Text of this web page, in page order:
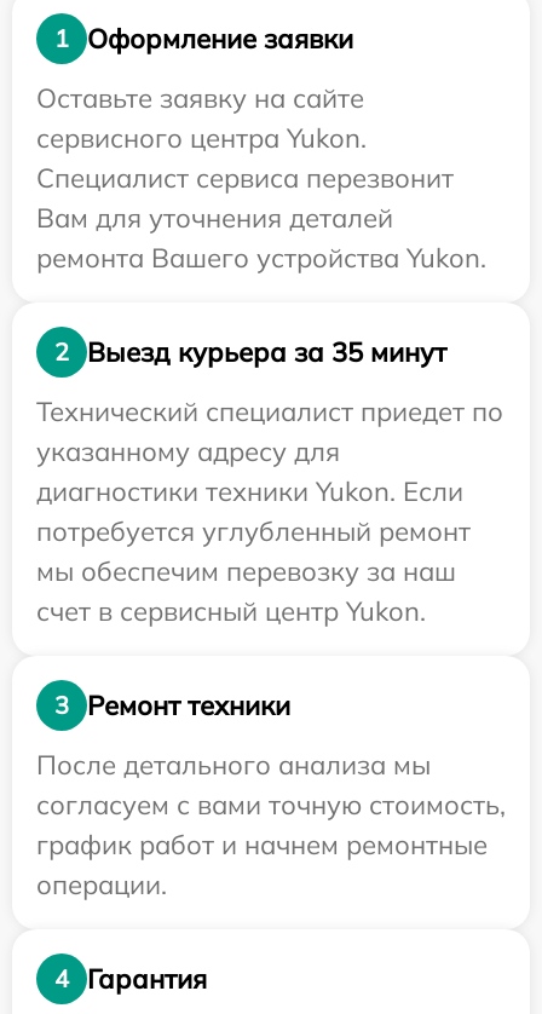
1
Оформление заявки
Оставьте заявку на сайте
сервисного центра Yukon.
Специалист сервиса перезвонит
Вам для уточнения деталей
ремонта Вашего устройства Yukon.
2
Выезд курьера за 35 минут
Технический специалист приедет по
указанному адресу для
диагностики техники Yukon. Если
потребуется углубленный ремонт
мы обеспечим перевозку за наш
счет в сервисный центр Yukon.
3
Ремонт техники
После детального анализа мы
согласуем с вами точную стоимость,
график работ и начнем ремонтные
операции.
4 Гарантия